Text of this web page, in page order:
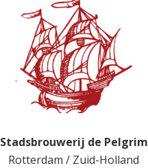
Stadsbrouwerij de Pelgrim
Rotterdam / Zuid-Holland